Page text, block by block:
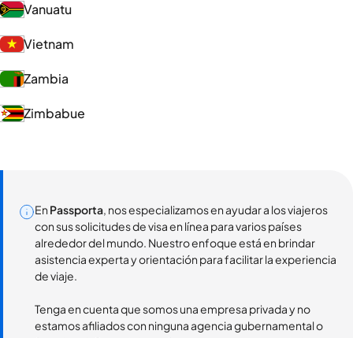
Vanuatu
Vietnam
Zambia
Zimbabue
En Passporta, nos especializamos en ayudar a los viajeros
con sus solicitudes de visa en línea para varios países
alrededor del mundo. Nuestro enfoque está en brindar
asistencia experta y orientación para facilitar la experiencia
de viaje.
Tenga en cuenta que somos una empresa privada y no
estamos afiliados con ninguna agencia gubernamental o